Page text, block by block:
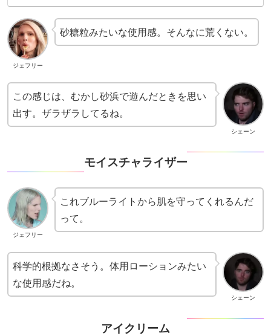
ジェフリー
砂糖粒みたいな使用感。そんなに荒くない。
シェーン
この感じは、むかし砂浜で遊んだときを思い
出す。ザラザラしてるね。
モイスチャライザー
ジェフリー
これブルーライトから肌を守ってくれるんだ
って。
シェーン
科学的根拠なさそう。体用ローションみたい
な使用感だね。
アイクリーム